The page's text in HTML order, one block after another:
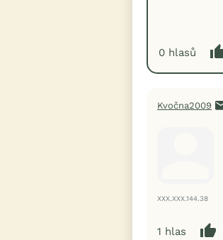
0 hlasů
Kvočna2009
XXX.XXX.144.38
1 hlas